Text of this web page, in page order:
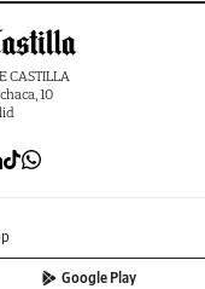
CASTILLA
10
Google Play